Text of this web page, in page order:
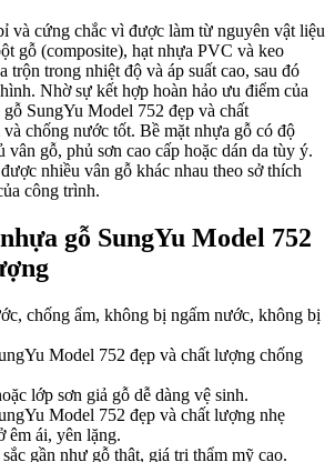
xưởng
và cứng chắc vì được làm từ nguyên vật liệu
gỗ (composite), hạt nhựa PVC và keo
trộn trong nhiệt độ và áp suất cao, sau đó
Nhờsự kết hợp hoàn hảo ưu điểm của
gỗ SungYu Model 752 đẹp và chất
chống nước tốt. Bề mặt nhựa gỗ có độ
vân gỗ, phủ sơn cao cấp hoặc dán da tùy ý.
nhiều vân gỗ khác nhau theo sở thích
công trình.
gỗ SungYu Model 752
chống ẩm, không bị ngấm nước, không bị
Model 752 đẹp và chất lượng chống
lớp sơn giả gỗ dễ dàng vệ sinh.
Model 752 đẹp và chất lượng nhẹ
êm ái, yên lặng.
gần như gỗ thật, giá trị thẩm mỹ cao.